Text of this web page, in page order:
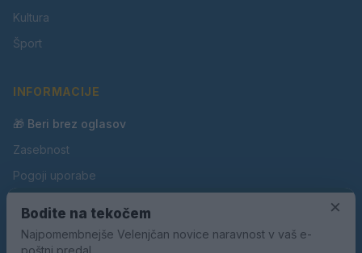
Kultura
Šport
INFORMACIJE
🎁 Beri brez oglasov
Zasebnost
Pogoji uporabe
Oglaševanje
×
Bodite na tekočem
Najpomembnejše Velenjčan novice naravnost v vaš e-
poštni predal.